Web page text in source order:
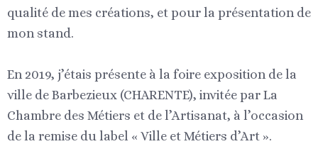
qualité de mes créations, et pour la présentation de
mon stand.
En 2019, j’étais présente à la foire exposition de la
ville de Barbezieux (CHARENTE), invitée par La
Chambre des Métiers et de l’Artisanat, à l’occasion
de la remise du label « Ville et Métiers d’Art ».